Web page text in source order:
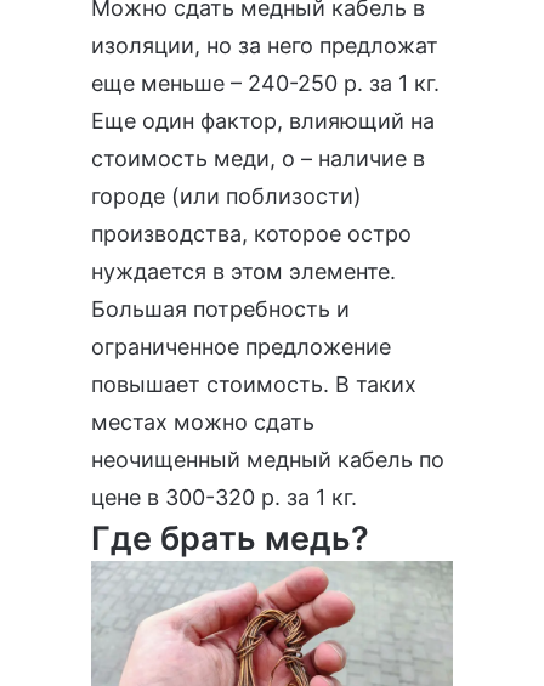
Можно сдать медный кабель в
изоляции, но за него предложат
еще меньше – 240-250 р. за 1 кг.
Еще один фактор, влияющий на
стоимость меди, о – наличие в
городе (или поблизости)
производства, которое остро
нуждается в этом элементе.
Большая потребность и
ограниченное предложение
повышает стоимость. В таких
местах можно сдать
неочищенный медный кабель по
цене в 300-320 р. за 1 кг.
Где брать медь?